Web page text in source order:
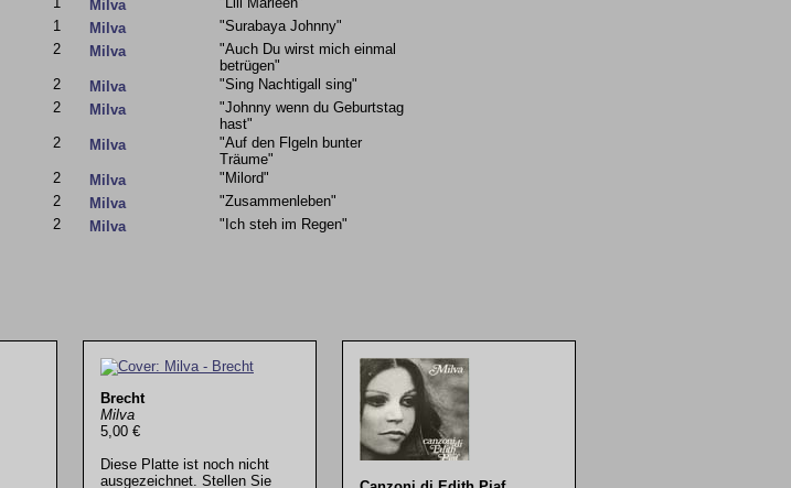
Milva
1
Milva
"Surabaya Johnny"
2
Milva
"Auch Du wirst mich einmal
betrügen"
2
Milva
"Sing Nachtigall sing"
2
Milva
"Johnny wenn du Geburtstag
hast"
2
Milva
"Auf den Flgeln bunter
Träume"
2
Milva
"Milord"
2
Milva
"Zusammenleben"
2
Milva "Ich steh im Regen"
Brecht
Milva
5,00 €
Diese Platte ist noch nicht
ausgezeichnet. Stellen Sie